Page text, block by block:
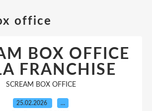
office
BOX OFFICE
FRANCHISE
SCREAM BOX OFFICE
25.02.2026 …